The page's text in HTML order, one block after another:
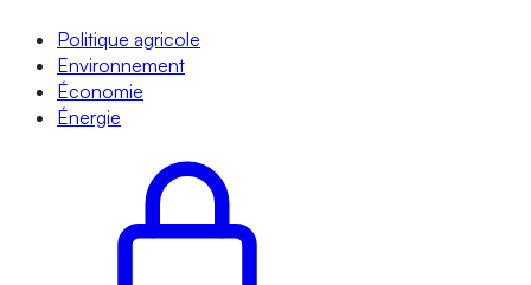
Politique agricole
Environnement
Économie
Énergie